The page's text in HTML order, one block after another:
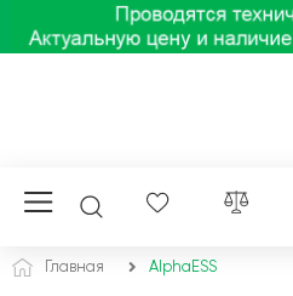
Главная AlphaESS